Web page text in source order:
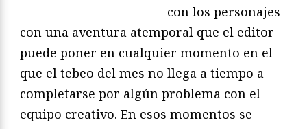
con los personajes
con una aventura atemporal que el editor
puede poner en cualquier momento en el
que el tebeo del mes no llega a tiempo a
completarse por algún problema con el
equipo creativo. En esos momentos se